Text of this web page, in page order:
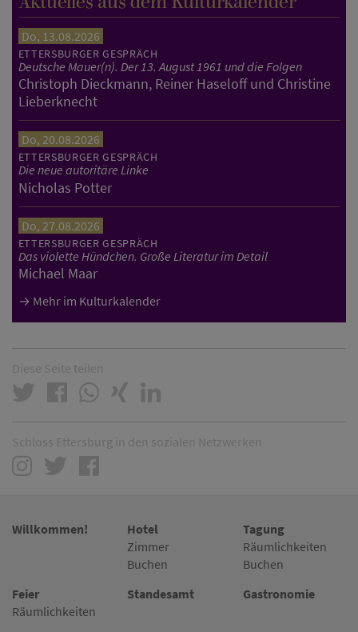
Do, 13.08.2026
ETTERSBURGER GESPRÄCH
Deutsche Mauer(n). Der 13. August 1961 und die Folgen
Christoph Dieckmann, Reiner Haseloff und Christine
Lieberknecht
Do, 20.08.2026
ETTERSBURGER GESPRÄCH
Die neue autoritäre Linke
Nicholas Potter
Do, 27.08.2026
ETTERSBURGER GESPRÄCH
Das violette Hündchen. Große Literatur im Detail
Michael Maar
Mehr im Kulturkalender
Diese Seite teilen
Schloss Ettersburg in den sozialen Netzwerken
Willkommen!
Hotel
Zimmer
Buchen
Tagung
Räumlichkeiten
Buchen
Feier
Räumlichkeiten
Standesamt Gastronomie